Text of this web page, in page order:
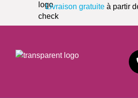
Livraison gratuiteà partir